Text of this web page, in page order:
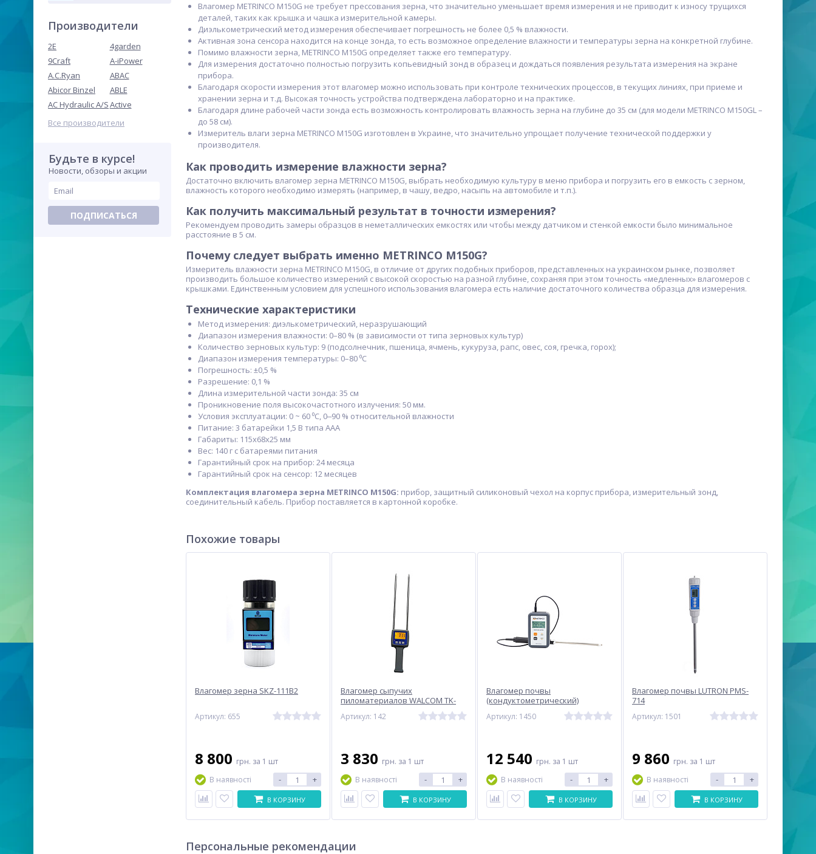
Производители
2E
4garden
9Craft
A-iPower
A.C.Ryan
ABAC
Abicor Binzel
ABLE
AC Hydraulic A/SActive
Все производители
Будьте в курсе!
Новости, обзоры и акции
ПОДПИСАТЬСЯ
Влагомер METRINCO M150G не требует прессования зерна, что значительно уменьшает время измерения и не приводит к износу трущихся
деталей, таких как крышка и чашка измерительной камеры.
Диэлькометрический метод измерения обеспечивает погрешность не более 0,5 % влажности.
Активная зона сенсора находится на конце зонда, то есть возможное определение влажности и температуры зерна на конкретной глубине.
Помимо влажности зерна, METRINCO M150G определяет также его температуру.
Для измерения достаточно полностью погрузить копьевидный зонд в образец и дождаться появления результата измерения на экране
прибора.
Благодаря скорости измерения этот влагомер можно использовать при контроле технических процессов, в текущих линиях, при приеме и
хранении зерна и т.д. Высокая точность устройства подтверждена лабораторно и на практике.
Благодаря длине рабочей части зонда есть возможность контролировать влажность зерна на глубине до 35 см (для модели METRINCO M150GL –
до 58 см).
Измеритель влаги зерна METRINCO M150G изготовлен в Украине, что значительно упрощает получение технической поддержки у
производителя.
Как проводить измерение влажности зерна?
Достаточно включить влагомер зерна METRINCO M150G, выбрать необходимую культуру в меню прибора и погрузить его в емкость с зерном,
влажность которого необходимо измерять (например, в чашу, ведро, насыпь на автомобиле и т.п.).
Как получить максимальный результат в точности измерения?
Рекомендуем проводить замеры образцов в неметаллических емкостях или чтобы между датчиком и стенкой емкости было минимальное
расстояние в 5 см.
Почему следует выбрать именно METRINCO M150G?
Измеритель влажности зерна METRINCO M150G, в отличие от других подобных приборов, представленных на украинском рынке, позволяет
производить большое количество измерений с высокой скоростью на разной глубине, сохраняя при этом точность «медленных» влагомеров с
крышками. Единственным условием для успешного использования влагомера есть наличие достаточного количества образца для измерения.
Технические характеристики
Метод измерения: диэлькометрический, неразрушающий
Диапазон измерения влажности: 0–80 % (в зависимости от типа зерновых культур)
Количество зерновых культур: 9 (подсолнечник, пшеница, ячмень, кукуруза, рапс, овес, соя, гречка, горох);
Диапазон измерения температуры: 0–80 ⁰С
Погрешность: ±0,5 %
Разрешение: 0,1 %
Длина измерительной части зонда: 35 см
Проникновение поля высокочастотного излучения: 50 мм.
Условия эксплуатации: 0 ~ 60 ⁰С, 0‒90 % относительной влажности
Питание: 3 батарейки 1,5 В типа AAA
Габариты: 115x68x25 мм
Вес: 140 г с батареями питания
Гарантийный срок на прибор: 24 месяца
Гарантийный срок на сенсор: 12 месяцев
Комплектация влагомера зерна METRINCO M150G: прибор, защитный силиконовый чехол на корпус прибора, измерительный зонд,
соединительный кабель. Прибор поставляется в картонной коробке.
Похожие товары
Влагомер зерна SKZ-111B2
Артикул: 655
8 800 грн. за 1 шт
В наявності
- +
В КОРЗИНУ
Влагомер сыпучих
пиломатериалов WALCOM TK-
Артикул: 142
3 830 грн. за 1 шт
В наявності
- +
В КОРЗИНУ
Влагомер почвы
(кондуктометрический)
Артикул: 1450
12 540 грн. за 1 шт
В наявності
- +
В КОРЗИНУ
Влагомер почвы LUTRON PMS-
714
Артикул: 1501
9 860 грн. за 1 шт
В наявності
- +
В КОРЗИНУ
Персональные рекомендации